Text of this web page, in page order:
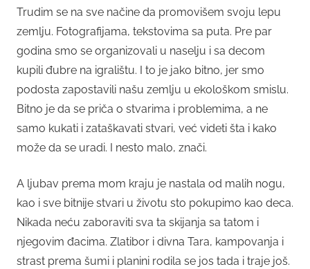
Trudim se na sve načine da promovišem svoju lepu
zemlju. Fotografijama, tekstovima sa puta. Pre par
godina smo se organizovali u naselju i sa decom
kupili đubre na igralištu. I to je jako bitno, jer smo
podosta zapostavili našu zemlju u ekološkom smislu.
Bitno je da se priča o stvarima i problemima, a ne
samo kukati i zataškavati stvari, već videti šta i kako
može da se uradi. I nesto malo, znači.
A ljubav prema mom kraju je nastala od malih nogu,
kao i sve bitnije stvari u životu sto pokupimo kao deca.
Nikada neću zaboraviti sva ta skijanja sa tatom i
njegovim đacima. Zlatibor i divna Tara, kampovanja i
strast prema šumi i planini rodila se jos tada i traje još.